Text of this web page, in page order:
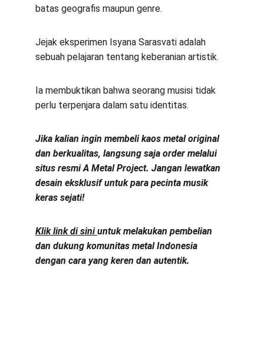
batas geografis maupun genre.
Jejak eksperimen Isyana Sarasvati adalah
sebuah pelajaran tentang keberanian artistik.
Ia membuktikan bahwa seorang musisi tidak
perlu terpenjara dalam satu identitas.
Jika kalian ingin membeli kaos metal original
dan berkualitas, langsung saja order melalui
situs resmi A Metal Project. Jangan lewatkan
desain eksklusif untuk para pecinta musik
keras sejati!
Klik link di sini untuk melakukan pembelian
dan dukung komunitas metal Indonesia
dengan cara yang keren dan autentik.